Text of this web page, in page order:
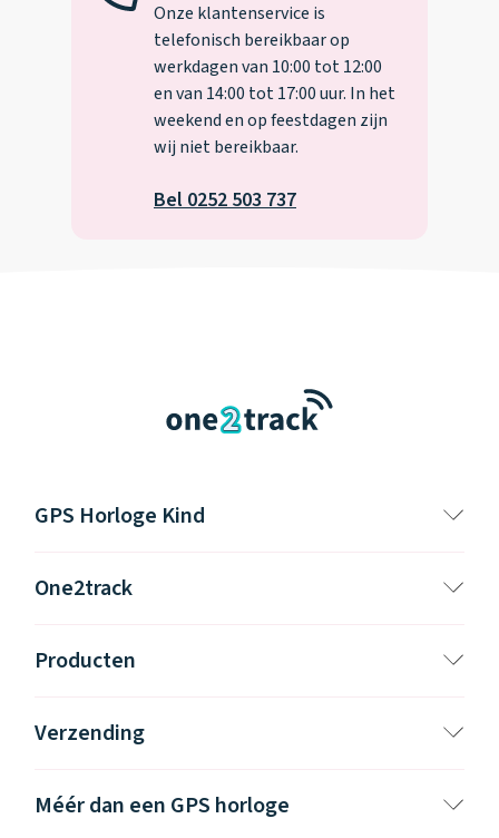
Onze klantenservice is
telefonisch bereikbaar op
werkdagen van 10:00 tot 12:00
en van 14:00 tot 17:00 uur. In het
weekend en op feestdagen zijn
wij niet bereikbaar.
Bel 0252 503 737
GPS Horloge Kind
One2track
Producten
Verzending
Méér dan een GPS horloge